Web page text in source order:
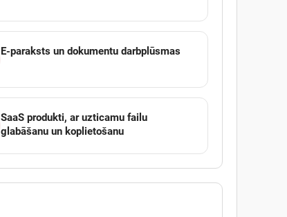
E-paraksts un dokumentu darbplūsmas
SaaS produkti, ar uzticamu failu
glabāšanu un koplietošanu